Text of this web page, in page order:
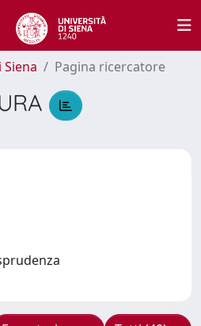
Pagina ricercatore